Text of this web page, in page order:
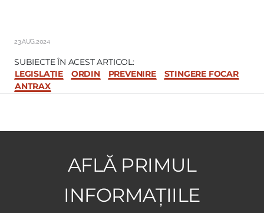
23.AUG.2024
SUBIECTE ÎN ACEST ARTICOL:
LEGISLAȚIE
ORDIN PREVENIRE
STINGERE FOCAR
ANTRAX
AFLĂ PRIMUL
INFORMAȚIILE